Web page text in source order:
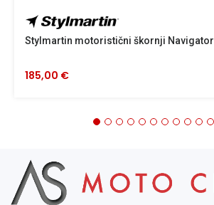
Stylmartin motoristični škornji Navigator
185,00 €